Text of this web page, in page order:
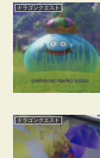
ドラゴンクエスト
ドラゴンクエスト